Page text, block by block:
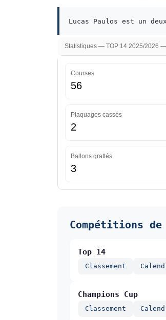
Lucas Paulos est un
Statistiques — TOP 14 2025/2026
Courses
56
Plaquages cassés
2
Ballons grattés
3
Compétitions de
Top 14
Classement
Champions Cup
Classement